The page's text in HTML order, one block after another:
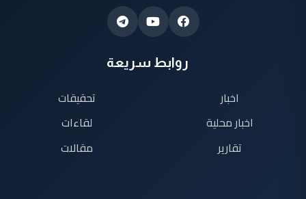
روابط سريعة
اخبار
اخبار محلية
تقارير
تحقيقات
لقاءات
مقالات